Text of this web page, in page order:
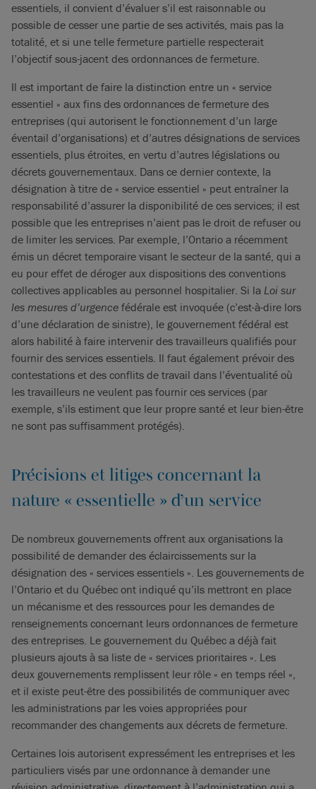
essentiels, il convient d’évaluer s’il est raisonnable ou
possible de cesser une partie de ses activités, mais pas la
totalité, et si une telle fermeture partielle respecterait
l’objectif sous-jacent des ordonnances de fermeture.
Il est important de faire la distinction entre un « service
essentiel » aux fins des ordonnances de fermeture des
entreprises (qui autorisent le fonctionnement d’un large
éventail d’organisations) et d’autres désignations de services
essentiels, plus étroites, en vertu d’autres législations ou
décrets gouvernementaux. Dans ce dernier contexte, la
désignation à titre de « service essentiel » peut entraîner la
responsabilité d’assurer la disponibilité de ces services; il est
possible que les entreprises n’aient pas le droit de refuser ou
de limiter les services. Par exemple, l’Ontario a récemment
émis un décret temporaire visant le secteur de la santé, qui a
eu pour effet de déroger aux dispositions des conventions
collectives applicables au personnel hospitalier. Si la Loi sur
les mesures d’urgence fédérale est invoquée (c’est-à-dire lors
d’une déclaration de sinistre), le gouvernement fédéral est
alors habilité à faire intervenir des travailleurs qualifiés pour
fournir des services essentiels. Il faut également prévoir des
contestations et des conflits de travail dans l’éventualité où
les travailleurs ne veulent pas fournir ces services (par
exemple, s’ils estiment que leur propre santé et leur bien-être
ne sont pas suffisamment protégés).
Précisions et litiges concernant la
nature « essentielle » d’un service
De nombreux gouvernements offrent aux organisations la
possibilité de demander des éclaircissements sur la
désignation des « services essentiels ». Les gouvernements de
l’Ontario et du Québec ont indiqué qu’ils mettront en place
un mécanisme et des ressources pour les demandes de
renseignements concernant leurs ordonnances de fermeture
des entreprises. Le gouvernement du Québec a déjà fait
plusieurs ajouts à sa liste de « services prioritaires ». Les
deux gouvernements remplissent leur rôle « en temps réel »,
et il existe peut-être des possibilités de communiquer avec
les administrations par les voies appropriées pour
recommander des changements aux décrets de fermeture.
Certaines lois autorisent expressément les entreprises et les
particuliers visés par une ordonnance à demander une